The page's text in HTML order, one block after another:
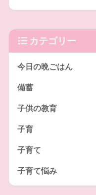
カテゴリー
今日の晩ごはん
備蓄
子供の教育
子育
子育て
子育て悩み